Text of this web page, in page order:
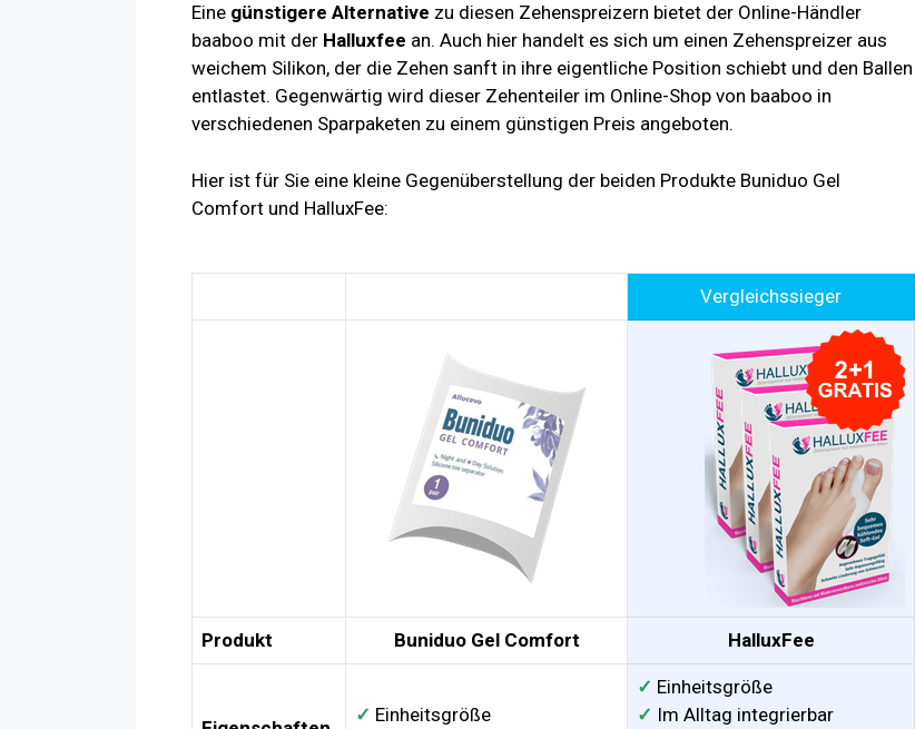
Eine günstigere Alternative zu diesen Zehenspreizern bietet der Online-Händler
baaboo mit der Halluxfee an. Auch hier handelt es sich um einen Zehenspreizer aus
weichem Silikon, der die Zehen sanft in ihre eigentliche Position schiebt und den Ballen
entlastet. Gegenwärtig wird dieser Zehenteiler im Online-Shop von baaboo in
verschiedenen Sparpaketen zu einem günstigen Preis angeboten.
Hier ist für Sie eine kleine Gegenüberstellung der beiden Produkte Buniduo Gel
Comfort und HalluxFee:
Vergleichssieger
Produkt Buniduo Gel Comfort HalluxFee
✓ Einheitsgröße
✓ Einheitsgröße
✓ Im Alltag integrierbar